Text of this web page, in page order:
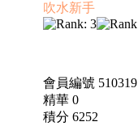
吹水新手
會員編號 510319
精華 0
積分 6252